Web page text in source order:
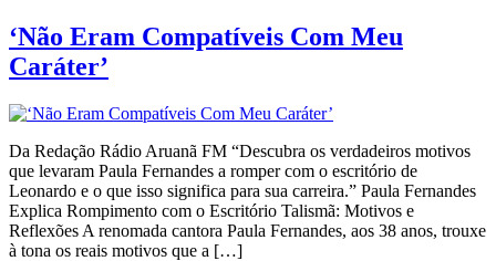
‘Não Eram Compatíveis Com Meu
Caráter’
Da Redação Rádio Aruanã FM “Descubra os verdadeiros motivos
que levaram Paula Fernandes a romper com o escritório de
Leonardo e o que isso significa para sua carreira.” Paula Fernandes
Explica Rompimento com o Escritório Talismã: Motivos e
Reflexões A renomada cantora Paula Fernandes, aos 38 anos, trouxe
à tona os reais motivos que a […]